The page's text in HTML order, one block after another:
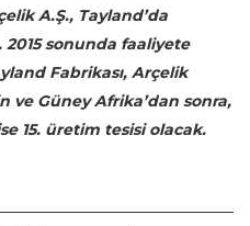
A.Ş., Tayland’da
2015 sonunda faaliyete
Fabrikası, Arçelik
ve Güney Afrika’dan sonra,
15. üretim tesisi olacak.